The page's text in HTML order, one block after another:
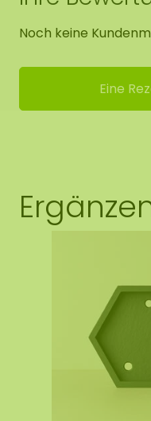
Noch keine
Eine